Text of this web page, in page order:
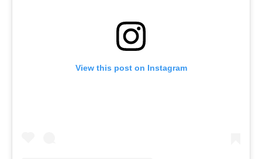
View this post on Instagram